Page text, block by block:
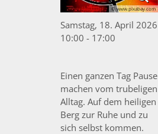
© www.pixabay.com
Samstag, 18. April 2026
10:00 - 17:00
Einen ganzen Tag Pause
machen vom trubeligen
Alltag. Auf dem heiligen
Berg zur Ruhe und zu
sich selbst kommen.